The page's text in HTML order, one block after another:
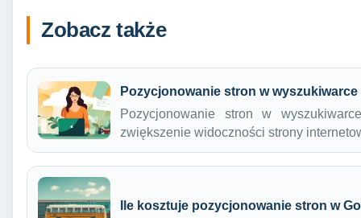
Zobacz także
Pozycjonowanie stron w
Pozycjonowanie stron w
zwiększenie widoczności strony
Ile kosztuje pozycjonowanie stron w